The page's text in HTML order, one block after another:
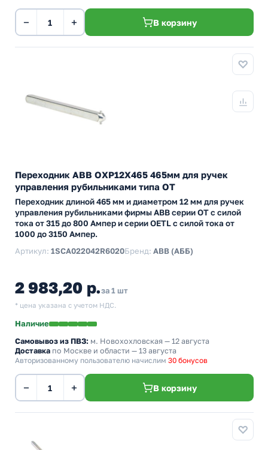
− + В корзину
Переходник ABB ОХP12X465 465мм для ручек
управления рубильниками типа ОТ
Переходник длиной 465 мм и диаметром 12 мм для ручек
управления рубильниками фирмы АВВ серии ОТ с силой
тока от 315 до 800 Ампер и серии ОETL с силой тока от
1000 до 3150 Ампер.
Артикул: 1SCA022042R6020Бренд: ABB (АББ)
2 983,20 р.за 1 шт
* цена указана с учетом НДС.
Наличие
Самовывоз из ПВЗ: м. Новохохловская — 12 августа
Доставка по Москве и области — 13 августа
Авторизованному пользователю начислим 30 бонусов
− + В корзину